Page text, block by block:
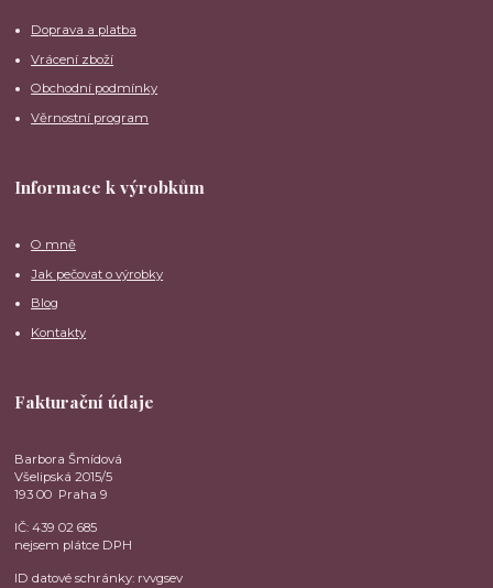
Doprava a platba
Vrácení zboží
Obchodní podmínky
Věrnostní program
Informace k výrobkům
O mně
Jak pečovat o výrobky
Blog
Kontakty
Fakturační údaje
Barbora Šmídová
Všelipská 2015/5
193 00 Praha 9
IČ: 439 02 685
nejsem plátce DPH
ID datové schránky: rvvgsev